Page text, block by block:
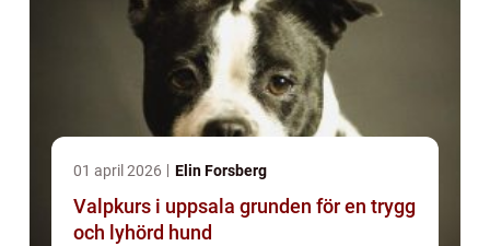
01 april 2026 Elin Forsberg
Valpkurs i uppsala grunden för en trygg
och lyhörd hund